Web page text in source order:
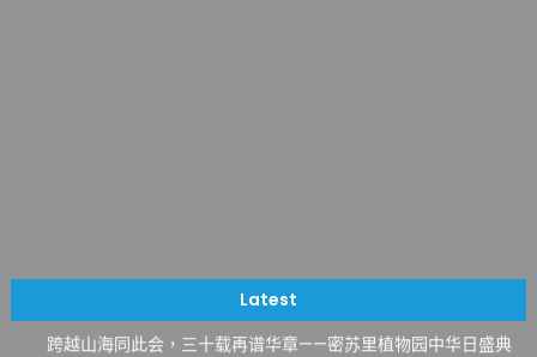
Latest
筝声与琴韵交汇：刘励(Li Statler)与钢琴家Darek演绎一场古筝
跨越山海同此会，三十载再谱华章——密苏里植物园中华日盛典